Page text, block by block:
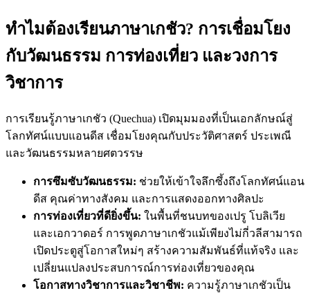
ทำไมต้องเรียนภาษาเกชัว? การเชื่อมโยง
กับวัฒนธรรม การท่องเที่ยว และวงการ
วิชาการ
การเรียนรู้ภาษาเกชัว (Quechua) เปิดมุมมองที่เป็นเอกลักษณ์สู่
โลกทัศน์แบบแอนดีส เชื่อมโยงคุณกับประวัติศาสตร์ ประเพณี
และวัฒนธรรมหลายศตวรรษ
การซึมซับวัฒนธรรม: ช่วยให้เข้าใจลึกซึ้งถึงโลกทัศน์แอน
ดีส คุณค่าทางสังคม และการแสดงออกทางศิลปะ
การท่องเที่ยวที่ดียิ่งขึ้น: ในพื้นที่ชนบทของเปรู โบลิเวีย
และเอกวาดอร์ การพูดภาษาเกชัวแม้เพียงไม่กี่วลีสามารถ
เปิดประตูสู่โอกาสใหม่ๆ สร้างความสัมพันธ์ที่แท้จริง และ
เปลี่ยนแปลงประสบการณ์การท่องเที่ยวของคุณ
โอกาสทางวิชาการและวิชาชีพ: ความรู้ภาษาเกชัวเป็น